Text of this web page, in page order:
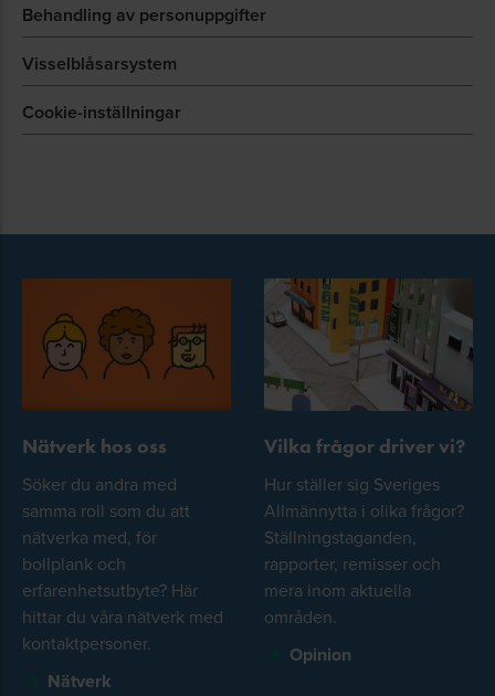
Behandling av personuppgifter
Visselblåsarsystem
Cookie-inställningar
Nätverk hos oss
Söker du andra med
samma roll som du att
nätverka med, för
bollplank och
erfarenhetsutbyte? Här
hittar du våra nätverk med
kontaktpersoner.
Nätverk
Vilka frågor driver vi?
Hur ställer sig Sveriges
Allmännytta i olika frågor?
Ställningstaganden,
rapporter, remisser och
mera inom aktuella
områden.
Opinion